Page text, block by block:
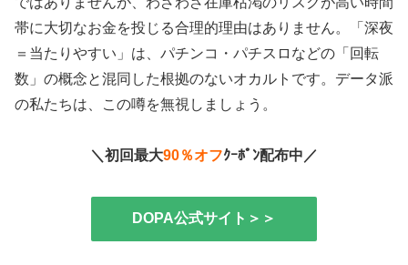
帯に大切なお金を投じる合理的理由はありません。「深夜
＝当たりやすい」は、パチンコ・パチスロなどの「回転
数」の概念と混同した根拠のないオカルトです。データ派
の私たちは、この噂を無視しましょう。
＼初回最大90％オフｸｰﾎﾟﾝ配布中／
DOPA公式サイト＞＞